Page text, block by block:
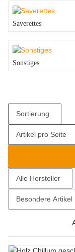
Saverettes
Sonstiges
Sortierung
Artikel pro Seite
Alle Hersteller
Besondere Artikel